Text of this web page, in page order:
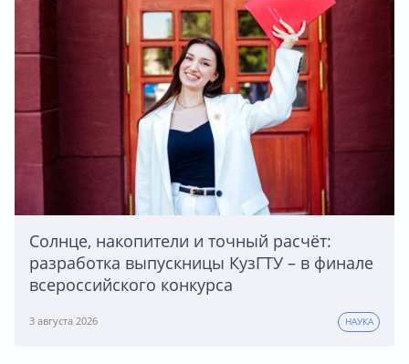
Солнце, накопители и точный расчёт:
разработка выпускницы КузГТУ – в финале
всероссийского конкурса
3 августа 2026 НАУКА